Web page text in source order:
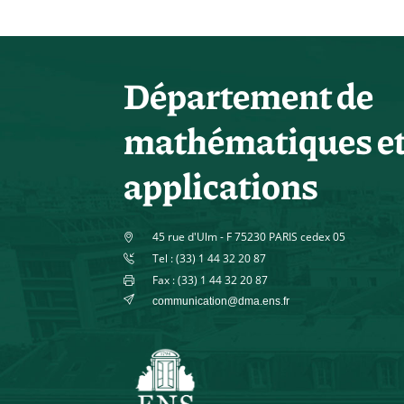
Département de
mathématiques
applications
45 rue d'Ulm - F 75230 PARIS cedex 05
Tel : (33) 1 44 32 20 87
Fax : (33) 1 44 32 20 87
communication@dma.ens.fr